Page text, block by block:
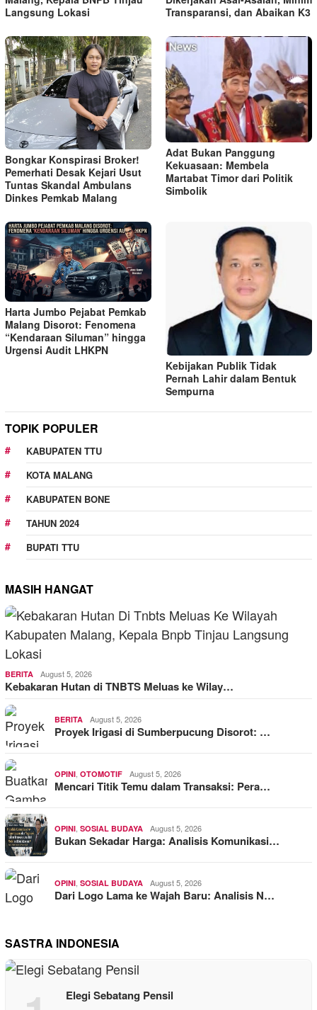
Langsung Lokasi
Transparansi, dan Abaikan K3
Bongkar Konspirasi Broker!
Pemerhati Desak Kejari Usut
Tuntas Skandal Ambulans
Dinkes Pemkab Malang
Adat Bukan Panggung
Kekuasaan: Membela
Martabat Timor dari Politik
Simbolik
Harta Jumbo Pejabat Pemkab
Malang Disorot: Fenomena
“Kendaraan Siluman” hingga
Urgensi Audit LHKPN
Kebijakan Publik Tidak
Pernah Lahir dalam Bentuk
Sempurna
TOPIK POPULER
KABUPATEN TTU
KOTA MALANG
KABUPATEN BONE
TAHUN 2024
BUPATI TTU
MASIH HANGAT
BERITA August 5, 2026
Kebakaran Hutan di TNBTS Meluas ke Wilay…
BERITA August 5, 2026
Proyek Irigasi di Sumberpucung Disorot: …
OPINI, OTOMOTIF August 5, 2026
Mencari Titik Temu dalam Transaksi: Pera…
OPINI, SOSIAL BUDAYA August 5, 2026
Bukan Sekadar Harga: Analisis Komunikasi…
OPINI, SOSIAL BUDAYA August 5, 2026
Dari Logo Lama ke Wajah Baru: Analisis N…
SASTRA INDONESIA
Elegi Sebatang Pensil